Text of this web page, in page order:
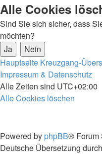
Alle Cookies
Sind Sie sich sicher, dass
möchten?
Hauptseite Kreuzgang-
Impressum & Datenschutz
Alle Zeiten sind UTC+02:00
Alle Cookies löschen
Powered by phpBB® Forum
Deutsche Übersetzung durch